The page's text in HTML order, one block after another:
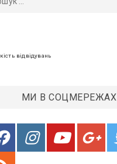
відвідувань
МИ В СОЦМЕРЕЖАХ